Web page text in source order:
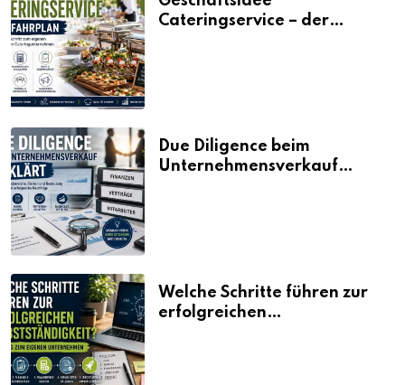
Cateringservice – der
Due Diligence beim
Unternehmensverkauf
Welche Schritte führen zur
erfolgreichen